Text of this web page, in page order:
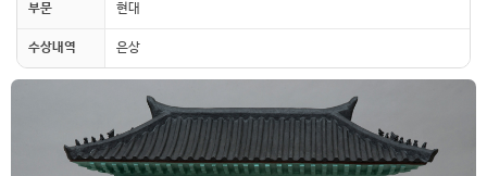
부문 현대
수상내역 은상